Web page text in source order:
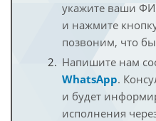
укажите ваши
и нажмите
позвоним, что
Напишите нам
WhatsApp.
и будет
исполнения